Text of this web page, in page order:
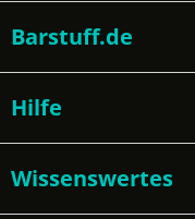
Barstuff.de
Hilfe
Wissenswertes